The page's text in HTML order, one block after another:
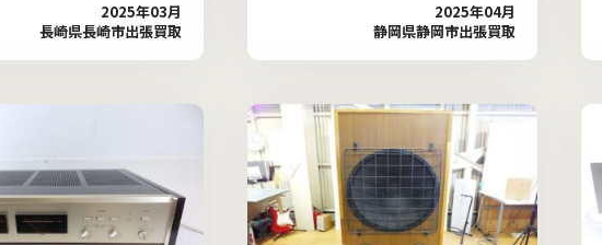
2025年03月
長崎県長崎市出張買取
2025年04月
静岡県静岡市出張買取